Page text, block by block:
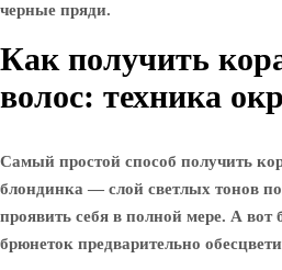
черные пряди.
Как получить
волос: техника
Самый простой способ получить
блондинка — слой светлых тонов
проявить себя в полной мере. А
брюнеток предварительно